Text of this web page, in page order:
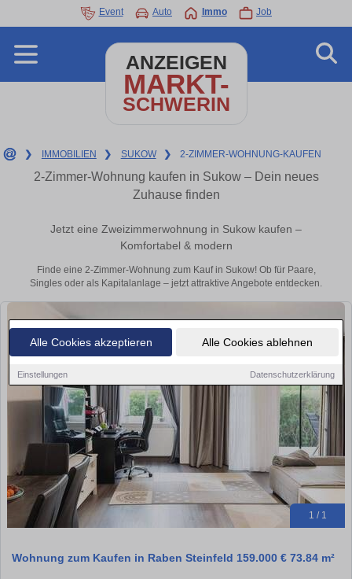
Alle Cookies akzeptieren Alle Cookies ablehnen
Einstellungen Datenschutzerklärung
Event Auto Immo Job
ANZEIGEN
MARKT-
SCHWERIN
❯ IMMOBILIEN ❯ SUKOW ❯ 2-ZIMMER-WOHNUNG-KAUFEN
2-Zimmer-Wohnung kaufen in Sukow – Dein neues
Zuhause finden
Jetzt eine Zweizimmerwohnung in Sukow kaufen –
Komfortabel & modern
Finde eine 2-Zimmer-Wohnung zum Kauf in Sukow! Ob für Paare,
Singles oder als Kapitalanlage – jetzt attraktive Angebote entdecken.
1 / 1
Wohnung zum Kaufen in Raben Steinfeld 159.000 € 73.84 m²